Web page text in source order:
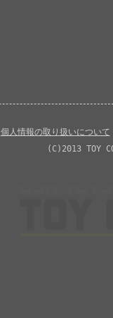
個人情報の取り扱いについて
(C)2013 TOY